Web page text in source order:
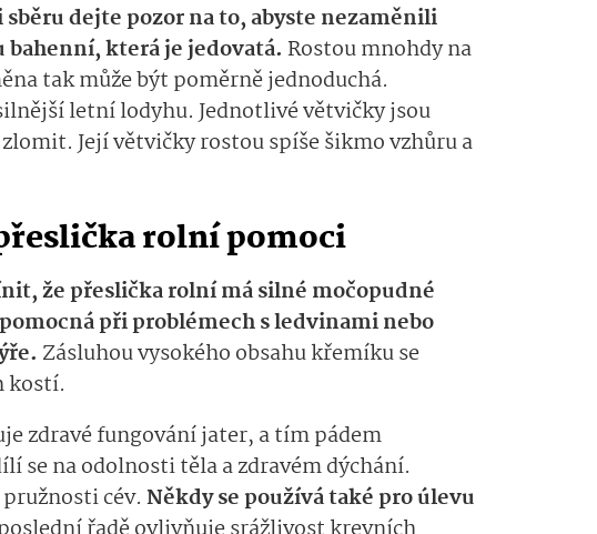
dejte pozor na to, abyste nezaměnili
která je jedovatá. Rostou mnohdy na
tak může být poměrně jednoduchá.
letní lodyhu. Jednotlivé větvičky jsou
Její větvičky rostou spíše šikmo vzhůru a
rolní pomoci
že přeslička rolní má silné močopudné
při problémech s ledvinami nebo
Zásluhou vysokého obsahu křemíku se
kostí.
zdravé fungování jater, a tím pádem
se na odolnosti těla a zdravém dýchání.
cév. Někdy se používá také pro úlevu